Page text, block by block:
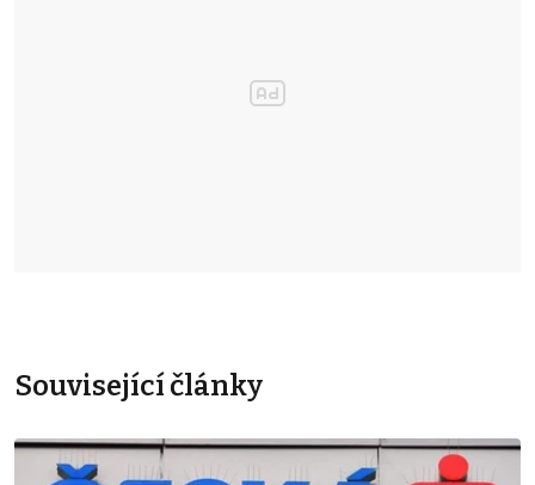
Související články